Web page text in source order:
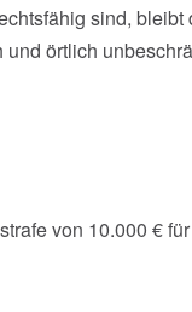
sind, bleibt
örtlich
von 10.000 €